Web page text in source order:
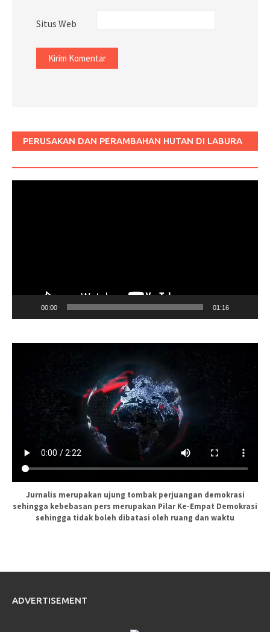
Situs Web
PERUSAKAN DAN PERAMBAHAN HUTAN DI LABURA
00:00 01:16
Jurnalis merupakan ujung tombak perjuangan demokrasi
sehingga kebebasan pers merupakan Pilar Ke-Empat Demokrasi
sehingga tidak boleh dibatasi oleh ruang dan waktu
ADVERTISEMENT